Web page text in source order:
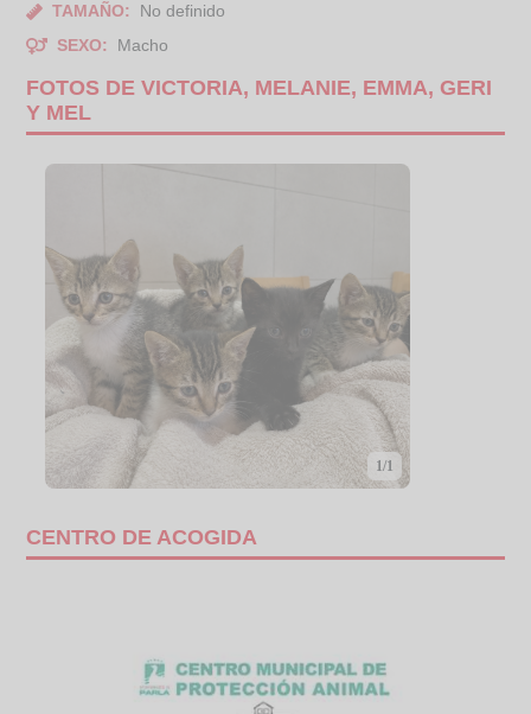
TAMAÑO:
No definido
SEXO:
Macho
FOTOS DE VICTORIA, MELANIE, EMMA, GERI
Y MEL
1/1
CENTRO DE ACOGIDA